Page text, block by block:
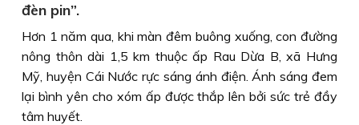
đèn pin”.
Hơn 1 năm qua, khi màn đêm buông xuống, con đường
nông thôn dài 1,5 km thuộc ấp Rau Dừa B, xã Hưng
Mỹ, huyện Cái Nước rực sáng ánh điện. Ánh sáng đem
lại bình yên cho xóm ấp được thắp lên bởi sức trẻ đầy
tâm huyết.